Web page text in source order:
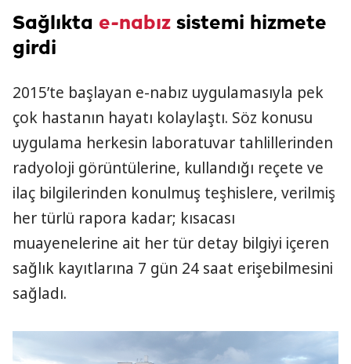
Sağlıkta e-nabız sistemi hizmete
girdi
2015’te başlayan e-nabız uygulamasıyla pek
çok hastanın hayatı kolaylaştı. Söz konusu
uygulama herkesin laboratuvar tahlillerinden
radyoloji görüntülerine, kullandığı reçete ve
ilaç bilgilerinden konulmuş teşhislere, verilmiş
her türlü rapora kadar; kısacası
muayenelerine ait her tür detay bilgiyi içeren
sağlık kayıtlarına 7 gün 24 saat erişebilmesini
sağladı.